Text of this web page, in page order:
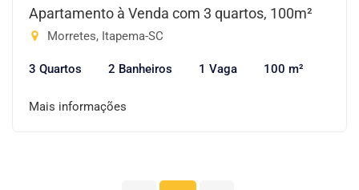
Apartamento à Venda com 3 quartos, 100m²
Morretes, Itapema-SC
3 Quartos 2 Banheiros 1 Vaga 100 m²
Mais informações